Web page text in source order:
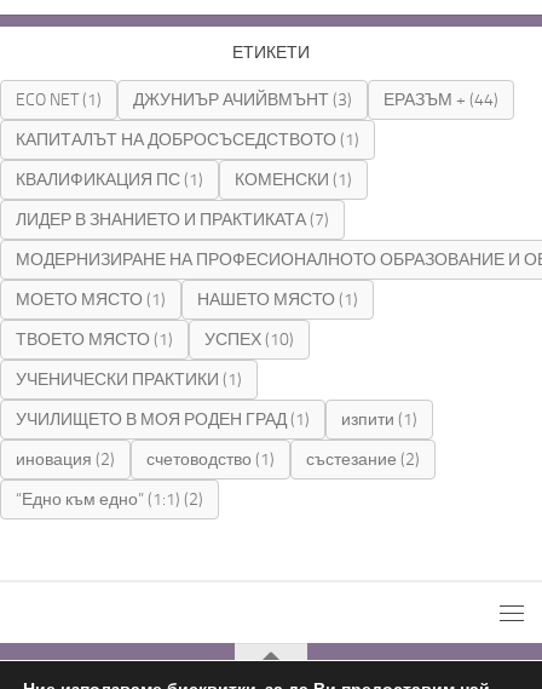
ЕТИКЕТИ
ECO NET(1) ДЖУНИЪР АЧИЙВМЪНТ(3) ЕРАЗЪМ + (44)
КАПИТАЛЪТ НА ДОБРОСЪСЕДСТВОТО (1)
КВАЛИФИКАЦИЯ ПС(1) КОМЕНСКИ (1)
ЛИДЕР В ЗНАНИЕТО И ПРАКТИКАТА(7)
МОДЕРНИЗИРАНЕ НА ПРОФЕСИОНАЛНОТО ОБРАЗОВАНИЕ И
МОЕТО МЯСТО (1) НАШЕТО МЯСТО (1)
ТВОЕТО МЯСТО (1) УСПЕХ(10)
УЧЕНИЧЕСКИ ПРАКТИКИ (1)
УЧИЛИЩЕТО В МОЯ РОДЕН ГРАД(1) изпити (1)
иновация (2) счетоводство (1) състезание (2)
“Едно към едно” (1:1) (2)